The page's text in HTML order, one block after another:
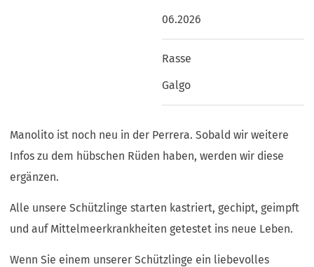
06.2026
Rasse
Galgo
Manolito ist noch neu in der Perrera. Sobald wir weitere
Infos zu dem hübschen Rüden haben, werden wir diese
ergänzen.
Alle unsere Schützlinge starten kastriert, gechipt, geimpft
und auf Mittelmeerkrankheiten getestet ins neue Leben.
Wenn Sie einem unserer Schützlinge ein liebevolles